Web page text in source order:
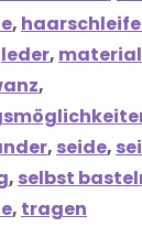
,
leder,
,
, seide,
, selbst
, tragen